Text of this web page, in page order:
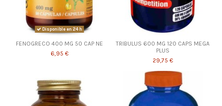
Disponible en 24 h
FENOGRECO 400 MG 50 CAP NE
6,95 €
TRIBULUS 600 MG 120 CAPS MEGA
PLUS
29,75 €